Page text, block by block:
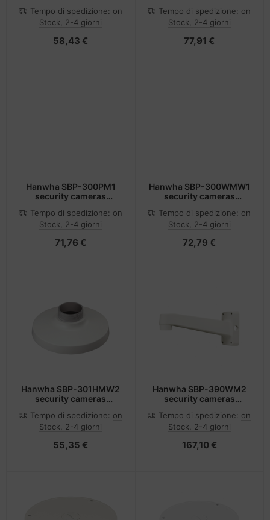
Monte
Tempo di spedizione: on
Stock, 2-4 giorni
58,43 €
Monte
Tempo di spedizione: on
Stock, 2-4 giorni
77,91 €
Hanwha SBP-300PM1
security cameras
Tempo di spedizione: on
Stock, 2-4 giorni
71,76 €
Hanwha SBP-300WMW1
security cameras
Monte
Tempo di spedizione: on
Stock, 2-4 giorni
72,79 €
Hanwha SBP-301HMW2
security cameras
Monte
Tempo di spedizione: on
Stock, 2-4 giorni
55,35 €
Hanwha SBP-390WM2
security cameras
di montaggio
Tempo di spedizione: on
Stock, 2-4 giorni
167,10 €